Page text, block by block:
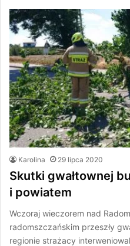
Karolina 29 lipca 2020
Skutki gwałtownej
i powiatem
Wczoraj wieczorem nad
radomszczańskim przeszły
regionie strażacy